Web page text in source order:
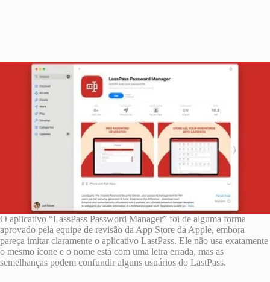
O aplicativo “LassPass Password Manager” foi de alguma forma
aprovado pela equipe de revisão da App Store da Apple, embora
pareça imitar claramente o aplicativo LastPass. Ele não usa exatamente
o mesmo ícone e o nome está com uma letra errada, mas as
semelhanças podem confundir alguns usuários do LastPass.